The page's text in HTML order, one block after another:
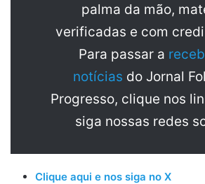
palma da mão,
verificadas e com
Para passar a
notícias do Jornal
Progresso, clique nos
siga nossas redes
Clique aqui e nos siga no X